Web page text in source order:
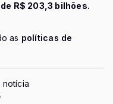
R$ 203,3 bilhões.
as políticas de
notícia